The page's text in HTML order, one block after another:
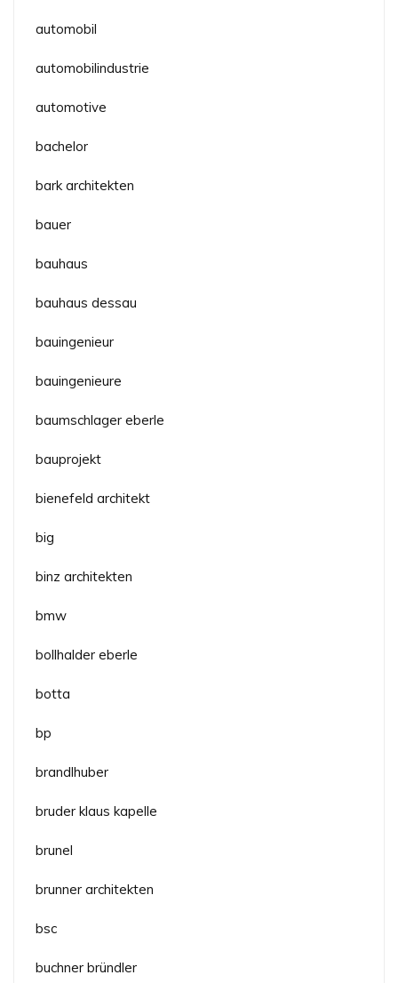
automobil
automobilindustrie
automotive
bachelor
bark architekten
bauer
bauhaus
bauhaus dessau
bauingenieur
bauingenieure
baumschlager eberle
bauprojekt
bienefeld architekt
big
binz architekten
bmw
bollhalder eberle
botta
bp
brandlhuber
bruder klaus kapelle
brunel
brunner architekten
bsc
buchner bründler